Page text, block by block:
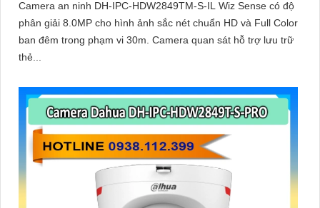
Camera an ninh DH-IPC-HDW2849TM-S-IL Wiz Sense có độ
phân giải 8.0MP cho hình ảnh sắc nét chuẩn HD và Full Color
ban đêm trong phạm vi 30m. Camera quan sát hỗ trợ lưu trữ
thẻ...